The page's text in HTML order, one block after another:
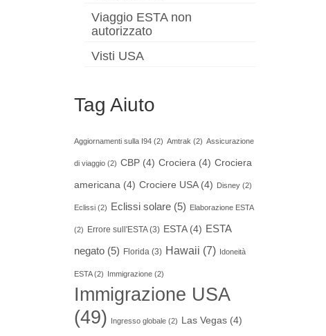
Viaggio ESTA non
autorizzato
Visti USA
Tag Aiuto
Aggiornamenti sulla I94(2) Amtrak (2) Assicurazione
di viaggio(2) CBP(4) Crociera (4) Crociera
americana (4) Crociere USA(4) Disney(2)
Eclissi(2) Eclissi solare(5) Elaborazione ESTA
(2) Errore sull'ESTA(3) ESTA(4) ESTA
negato(5) Florida (3) Hawaii (7) Idoneità
ESTA(2) Immigrazione(2)
Immigrazione USA
(49) Ingresso globale(2) Las Vegas(4)